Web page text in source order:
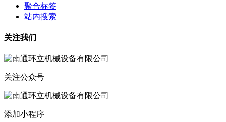
聚合标签
站内搜索
关注我们
关注公众号
添加小程序